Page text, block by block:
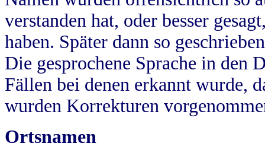
verstanden hat, oder besser
haben. Später dann so
Die gesprochene Sprache in
Fällen bei denen erkannt wurde,
wurden Korrekturen
Ortsnamen